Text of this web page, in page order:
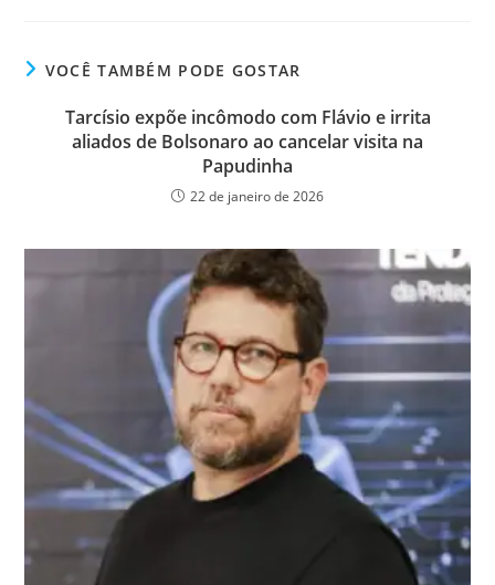
VOCÊ TAMBÉM PODE GOSTAR
Tarcísio expõe incômodo com Flávio e irrita
aliados de Bolsonaro ao cancelar visita na
Papudinha
22 de janeiro de 2026